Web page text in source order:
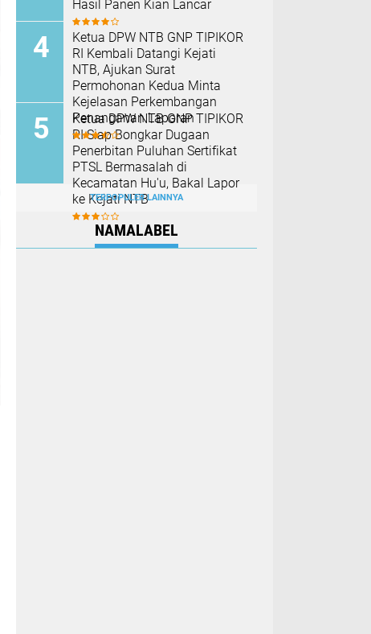
Hasil Panen Kian Lancar
Ketua DPW NTB GNP TIPIKOR
RI Kembali Datangi Kejati
NTB, Ajukan Surat
Permohonan Kedua Minta
Kejelasan Perkembangan
Penanganan Laporan
Ketua DPW NTB GNP TIPIKOR
RI Siap Bongkar Dugaan
Penerbitan Puluhan Sertifikat
PTSL Bermasalah di
Kecamatan Hu'u, Bakal Lapor
ke Kejati NTB
TERPOPULER LAINNYA
NAMALABEL